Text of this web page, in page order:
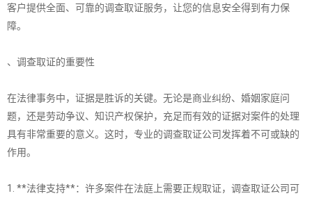
客户提供全面、可靠的调查取证服务，让您的信息安全得到有力保
障。
、调查取证的重要性
在法律事务中，证据是胜诉的关键。无论是商业纠纷、婚姻家庭问
题，还是劳动争议、知识产权保护，充足而有效的证据对案件的处理
具有非常重要的意义。这时，专业的调查取证公司发挥着不可或缺的
作用。
1. **法律支持**：许多案件在法庭上需要正规取证，调查取证公司可